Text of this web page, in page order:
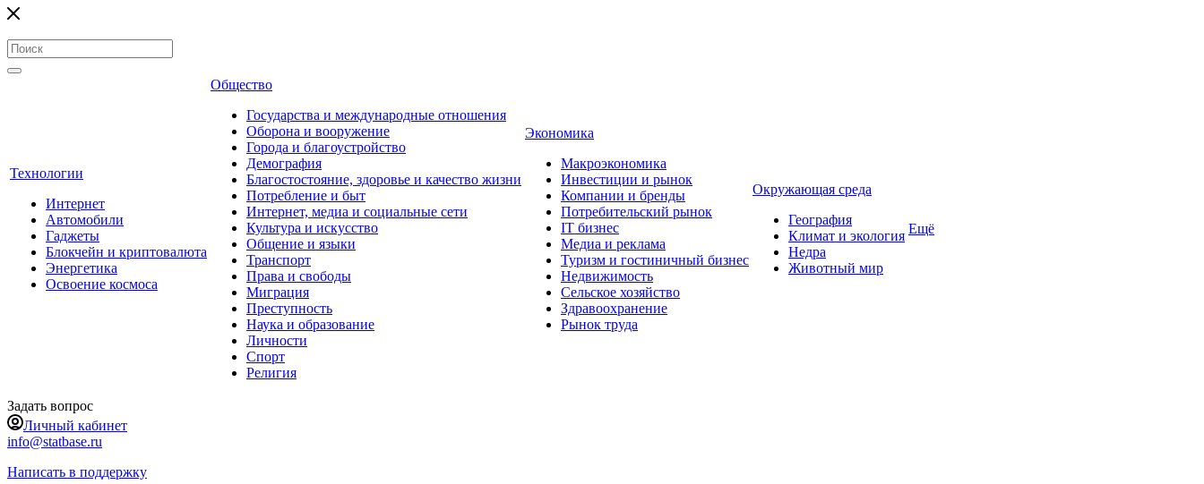
Технологии
Интернет
Автомобили
Гаджеты
Блокчейн и криптовалюта
Энергетика
Освоение космоса
Общество
Государства и международные отношения
Оборона и вооружение
Города и благоустройство
Демография
Благостостояние, здоровье и качество жизни
Потребление и быт
Интернет, медиа и социальные сети
Культура и искусство
Общение и языки
Транспорт
Права и свободы
Миграция
Преступность
Наука и образование
Личности
Спорт
Религия
Экономика
Макроэкономика
Инвестиции и рынок
Компании и бренды
Потребительский рынок
IT бизнес
Медиа и реклама
Туризм и гостиничный бизнес
Недвижимость
Сельское хозяйство
Здравоохранение
Рынок труда
Окружающая среда
География
Климат и экология
Недра
Животный мир
Ещё
Задать вопрос
Личный кабинет
info@statbase.ru
Написать в поддержку